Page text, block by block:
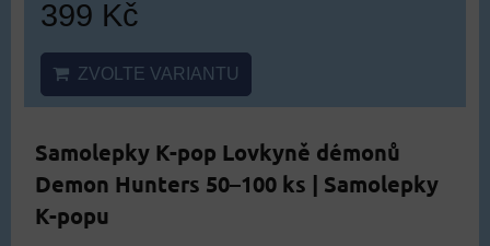
399 Kč
ZVOLTE VARIANTU
Samolepky K-pop Lovkyně démonů
Demon Hunters 50–100 ks | Samolepky
K-popu